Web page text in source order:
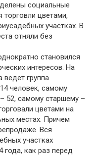
социальные
торговли цветами,
участках. В
отняли без
становился
интересов. На
ведет группа
человек, самому
52, самому старшему –
цветами на
местах. Причем
Вся
участках
года, как раз перед